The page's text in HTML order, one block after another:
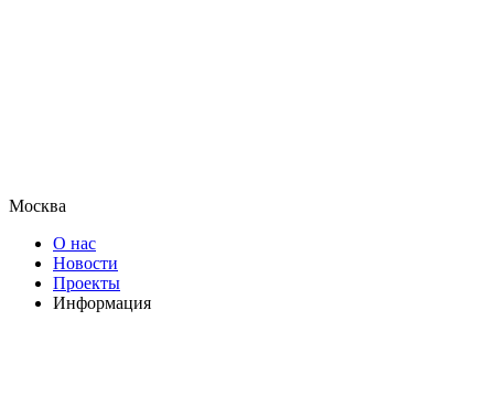
Москва
О нас
Новости
Проекты
Информация